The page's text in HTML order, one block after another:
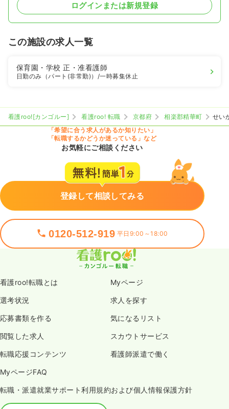
ログインまたは新規登録
この施設の求人一覧
保育園・学校正・准看護師
日勤のみ（パート(非常勤)） /一時募集休止
看護roo![カンゴルー] 看護roo! 転職 京都府 相楽郡精華町
せい
「希望に合う求人があるか知りたい」
「転職するかどうか迷っている」など
お気軽にご相談ください
登録して相談してみる
0120-512-919 平日9:00～18:00
看護roo!転職とは Myページ
選考状況 求人を探す
応募書類を作る 気になるリスト
閲覧した求人 スカウトサービス
転職応援コンテンツ 看護師派遣で働く
MyページFAQ
転職・派遣就業サポート利用規約および個人情報保護方針